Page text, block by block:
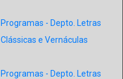
Programas - Depto. Letras
Clássicas e Vernáculas
Programas - Depto. Letras